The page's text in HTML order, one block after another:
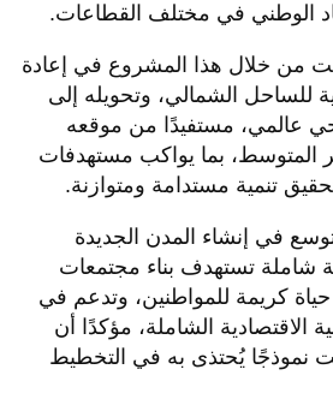
الوطني في مختلف القطاعات.
من خلال هذا المشروع في إعادة
للساحل الشمالي، وتحويله إلى
عالمي، مستفيدًا من موقعه
المتوسط، بما يواكب مستهدفات
في إنشاء المدن الجديدة
شاملة تستهدف بناء مجتمعات
حياة كريمة للمواطنين، وتدعم في
الاقتصادية الشاملة، مؤكدًا أن
نموذجًا يُحتذى به في التخطيط